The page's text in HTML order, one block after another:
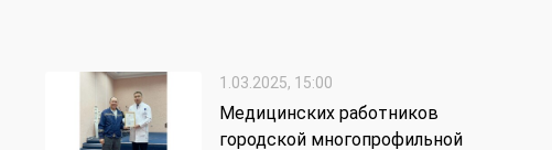
1.03.2025, 15:00
Медицинских работников
городской многопрофильной